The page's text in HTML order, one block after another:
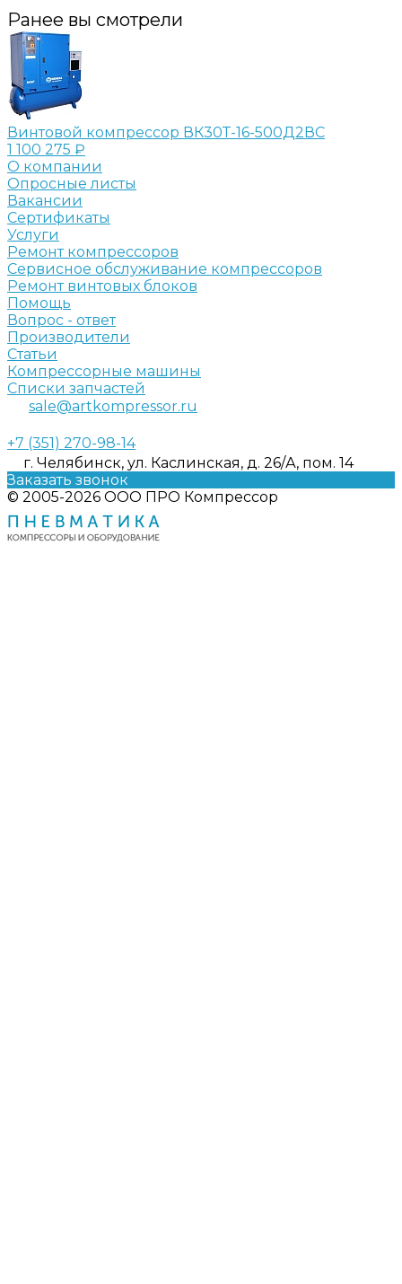
Ранее вы смотрели
Винтовой компрессор ВК30Т-16-500Д2ВС
1 100 275 ₽
О компании
Опросные листы
Вакансии
Сертификаты
Услуги
Ремонт компрессоров
Сервисное обслуживание компрессоров
Ремонт винтовых блоков
Помощь
Вопрос - ответ
Производители
Статьи
Компрессорные машины
Списки запчастей
sale@artkompressor.ru
+7 (351) 270-98-14
г. Челябинск, ул. Каслинская, д. 26/А, пом. 14
Заказать звонок
© 2005-2026 ООО ПРО Компрессор